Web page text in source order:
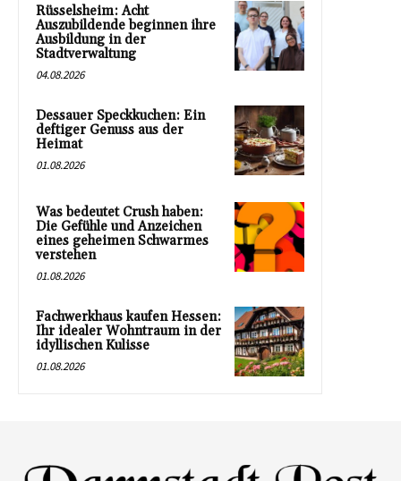
Rüsselsheim: Acht
Auszubildende beginnen ihre
Ausbildung in der
Stadtverwaltung
04.08.2026
Dessauer Speckkuchen: Ein
deftiger Genuss aus der
Heimat
01.08.2026
Was bedeutet Crush haben:
Die Gefühle und Anzeichen
eines geheimen Schwarmes
verstehen
01.08.2026
Fachwerkhaus kaufen Hessen:
Ihr idealer Wohntraum in der
idyllischen Kulisse
01.08.2026